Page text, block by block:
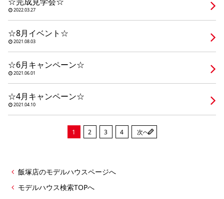
2022.03.27
☆8月イベント☆
2021.08.03
☆6月キャンペーン☆
2021.06.01
☆4月キャンペーン☆
2021.04.10
1 2 3 4 次へ
飯塚店のモデルハウスページへ
モデルハウス検索TOPへ